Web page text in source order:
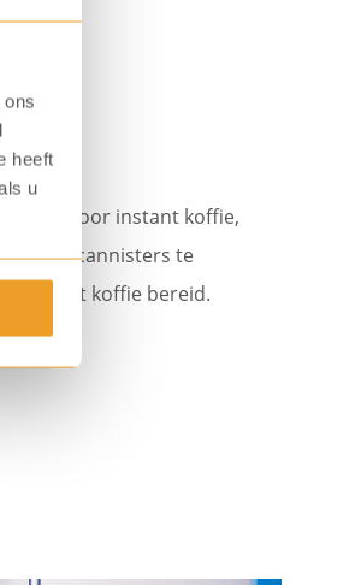
heeft
u
voor instant koffie,
van de cannisters te
instant koffie bereid.